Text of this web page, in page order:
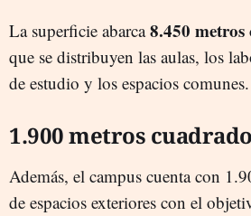
La superficie abarca8.450 metros
que se distribuyen las aulas, los
de estudio y los espacios comunes.
1.900 metros
Además, el campus cuenta con
de espacios exteriores con el